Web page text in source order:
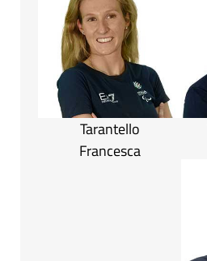
Tarantello
Francesca